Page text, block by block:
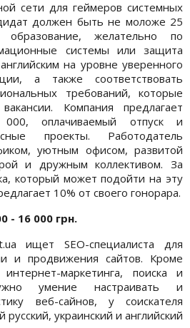
сети для геймеров системных
должен быть не моложе 25
желательно по
системы или защита
на уровне уверенного
а также соответствовать
требований, которые
Компания предлагает
оплачиваемый отпуск и
проекты. Работодатель
уютным офисом, развитой
и дружным коллективом. За
который может подойти на эту
10% от своего гонорара.
- 16 000 грн.
ищет SEO-специалиста для
и продвижения сайтов. Кроме
маркетинга, поиска и
умение настраивать и
веб-сайнов, у соискателя
украинский и английский